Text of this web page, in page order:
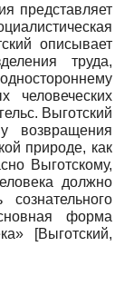
представляет
описывает
труда,
человеческих
Выготский
возвращения
природе, как
Выготскому,
должно
форма
[Выготский,